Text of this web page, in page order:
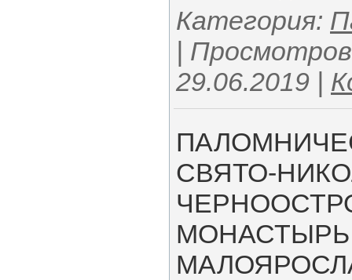
Категория:
|
29.06.2019 |
СВЯТО-